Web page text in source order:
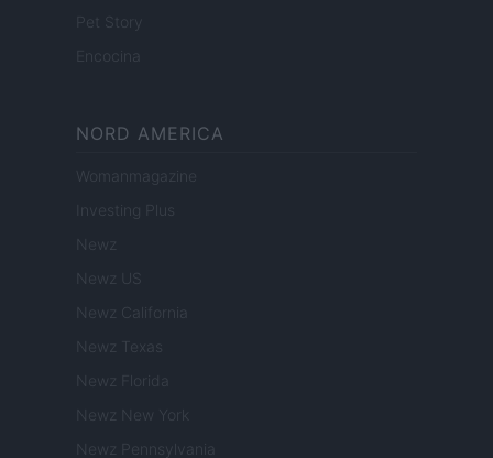
Encocina
NORD AMERICA
Womanmagazine
Investing Plus
Newz
Newz US
Newz California
Newz Texas
Newz Florida
Newz New York
Newz Pennsylvania